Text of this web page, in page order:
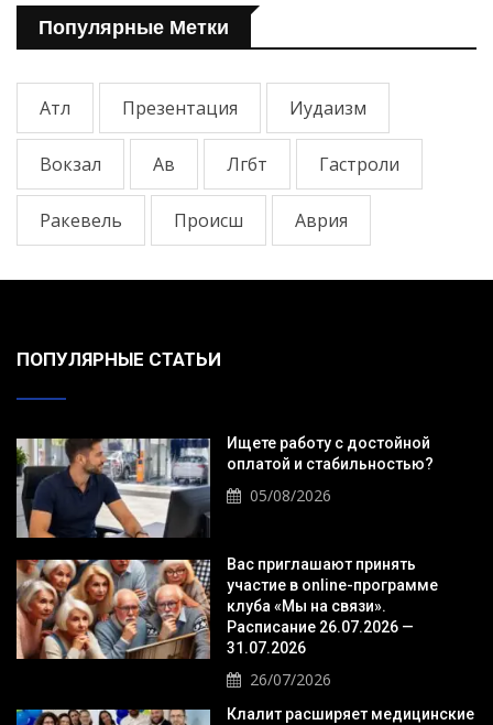
Популярные Метки
Атл Презентация Иудаизм
Вокзал Ав Лгбт Гастроли
Ракевель Происш Аврия
ПОПУЛЯРНЫЕ СТАТЬИ
Ищете работу с достойной
оплатой и стабильностью?
05/08/2026
Вас приглашают принять
участие в online-программе
клуба «Мы на связи».
Расписание 26.07.2026 —
31.07.2026
26/07/2026
Клалит расширяет медицинские